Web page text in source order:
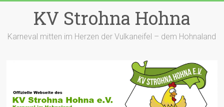
KV Strohna Hohna
Karneval mitten im Herzen der Vulkaneifel – dem Hohnaland